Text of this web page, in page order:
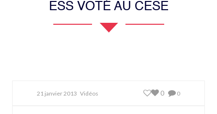
ESS VOTÉ AU CESE
21 janvier 2013 Vidéos 0
0